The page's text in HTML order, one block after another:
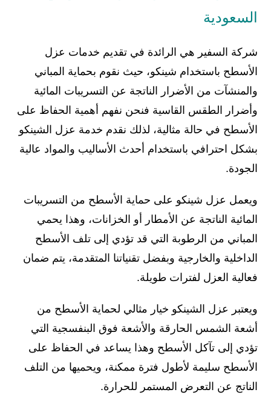
السعودية
شركة السفير هي الرائدة في تقديم خدمات عزل
الأسطح باستخدام شينكو، حيث نقوم بحماية المباني
والمنشآت من الأضرار الناتجة عن التسريبات المائية
وأضرار الطقس القاسية فنحن نفهم أهمية الحفاظ على
الأسطح في حالة مثالية، لذلك نقدم خدمة عزل الشينكو
بشكل احترافي باستخدام أحدث الأساليب والمواد عالية
الجودة.
ويعمل عزل شينكو على حماية الأسطح من التسريبات
المائية الناتجة عن الأمطار أو الخزانات، وهذا يحمي
المباني من الرطوبة التي قد تؤدي إلى تلف الأسطح
الداخلية والخارجية وبفضل تقنياتنا المتقدمة، يتم ضمان
فعالية العزل لفترات طويلة.
ويعتبر عزل الشينكو خيار مثالي لحماية الأسطح من
أشعة الشمس الحارقة والأشعة فوق البنفسجية التي
تؤدي إلى تآكل الأسطح وهذا يساعد في الحفاظ على
الأسطح سليمة لأطول فترة ممكنة، ويحميها من التلف
الناتج عن التعرض المستمر للحرارة.